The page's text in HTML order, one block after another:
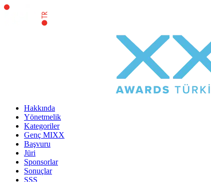
Hakkında
Yönetmelik
Kategoriler
Genç MIXX
Başvuru
Jüri
Sponsorlar
Sonuçlar
SSS